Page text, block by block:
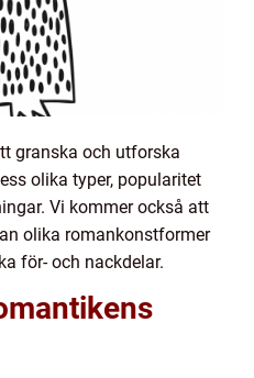
granska och utforska
olika typer, popularitet
Vi kommer också att
olika romankonstformer
för- och nackdelar.